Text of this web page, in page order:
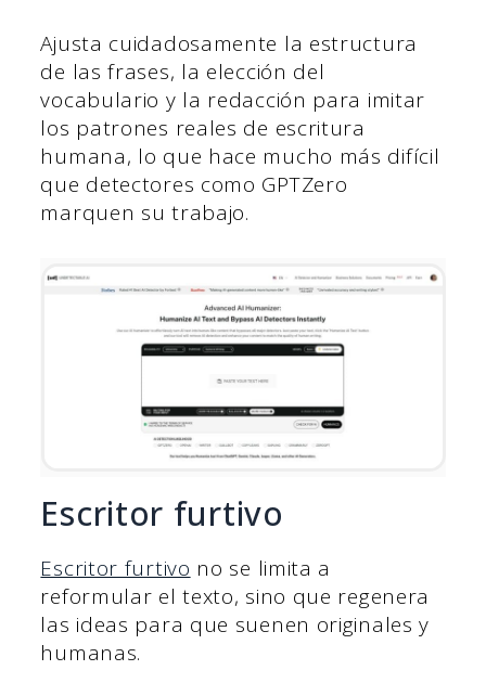
Ajusta cuidadosamente la estructura
de las frases, la elección del
vocabulario y la redacción para imitar
los patrones reales de escritura
humana, lo que hace mucho más difícil
que detectores como GPTZero
marquen su trabajo.
Escritor furtivo
Escritor furtivo no se limita a
reformular el texto, sino que regenera
las ideas para que suenen originales y
humanas.